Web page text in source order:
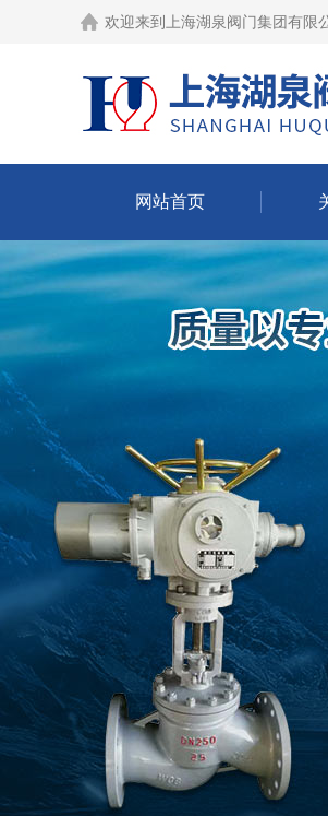
欢迎来到 上海湖泉阀门集团有限
网站首页